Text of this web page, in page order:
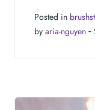
Posted in
by aria-nguyen ‐